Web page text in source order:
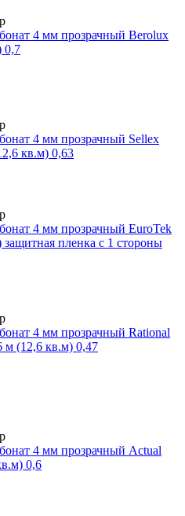
4 мм прозрачный Berolux
0,7
4 мм прозрачный Sellex
кв.м) 0,63
4 мм прозрачный EuroTek
пленка с 1 стороны
4 мм прозрачный Rational
м (12,6 кв.м) 0,47
4 мм прозрачный Actual
0,6